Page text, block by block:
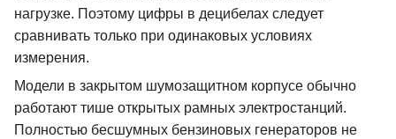
нагрузке. Поэтому цифры в децибелах следует
сравнивать только при одинаковых условиях
измерения.
Модели в закрытом шумозащитном корпусе обычно
работают тише открытых рамных электростанций.
Полностью бесшумных бензиновых генераторов не